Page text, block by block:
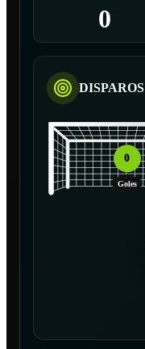
0
DISPAROS
0
Goles